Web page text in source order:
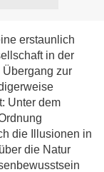
erstaunlich
in der
Übergang zur
Unter dem
die Illusionen in
die Natur